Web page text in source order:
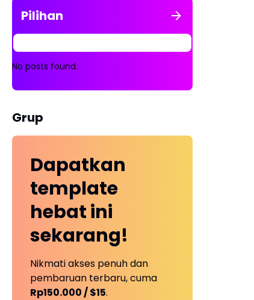
Pilihan
No posts found.
Grup
Dapatkan
template
hebat ini
sekarang!
Nikmati akses penuh dan
pembaruan terbaru, cuma
Rp150.000 / $15.